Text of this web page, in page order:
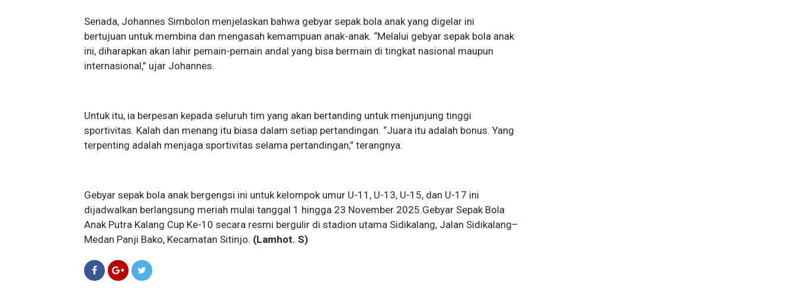
Senada, Johannes Simbolon menjelaskan bahwa gebyar sepak bola anak yang digelar ini
bertujuan untuk membina dan mengasah kemampuan anak-anak. “Melalui gebyar sepak bola anak
ini, diharapkan akan lahir pemain-pemain andal yang bisa bermain di tingkat nasional maupun
internasional,” ujar Johannes.
Untuk itu, ia berpesan kepada seluruh tim yang akan bertanding untuk menjunjung tinggi
sportivitas. Kalah dan menang itu biasa dalam setiap pertandingan. “Juara itu adalah bonus. Yang
terpenting adalah menjaga sportivitas selama pertandingan,” terangnya.
Gebyar sepak bola anak bergengsi ini untuk kelompok umur U-11, U-13, U-15, dan U-17 ini
dijadwalkan berlangsung meriah mulai tanggal 1 hingga 23 November 2025.Gebyar Sepak Bola
Anak Putra Kalang Cup Ke-10 secara resmi bergulir di stadion utama Sidikalang, Jalan Sidikalang–
Medan Panji Bako, Kecamatan Sitinjo. (Lamhot. S)